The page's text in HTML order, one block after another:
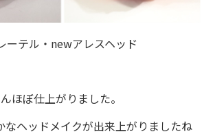
ーテル・newアレスヘッド
ほぼ仕上がりました。
なヘッドメイクが出来上がりましたね